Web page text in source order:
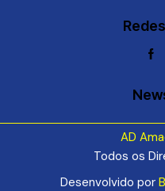
AD
Todos os
Desenvolvido por